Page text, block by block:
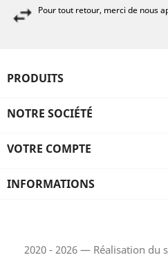
Pour tout retour, merci de nous
PRODUITS
NOTRE SOCIÉTÉ
VOTRE COMPTE
INFORMATIONS
2020 - 2026 — Réalisation du